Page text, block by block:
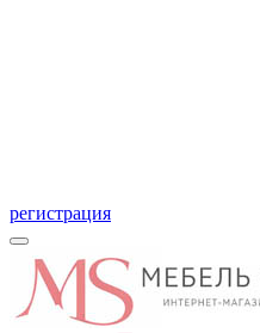
регистрация